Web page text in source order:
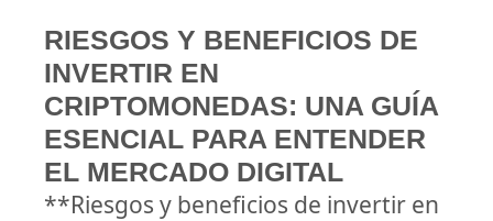
RIESGOS Y BENEFICIOS DE
INVERTIR EN
CRIPTOMONEDAS: UNA GUÍA
ESENCIAL PARA ENTENDER
EL MERCADO DIGITAL
**Riesgos y beneficios de invertir en